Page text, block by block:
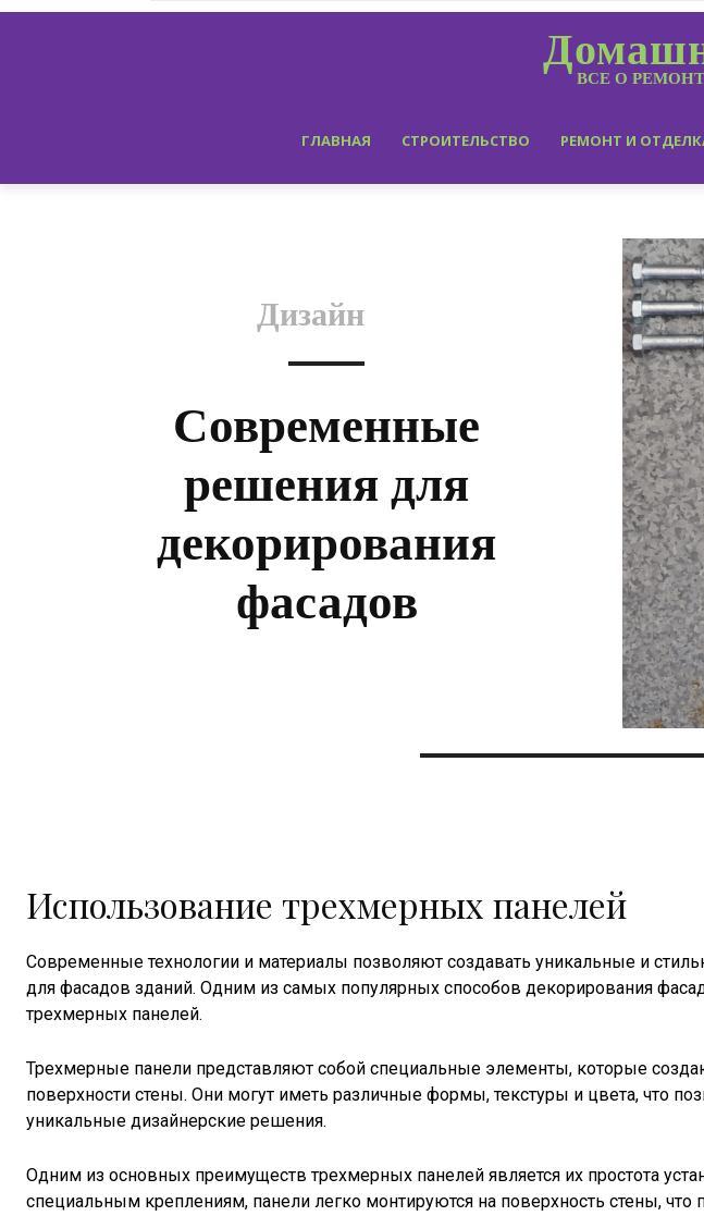
ВСЕ О
ГЛАВНАЯ СТРОИТЕЛЬСТВО РЕМОНТ И
Дизайн
Современные
решения для
декорирования
фасадов
Использование трехмерных панелей
Современные технологии и материалы позволяют создавать уникальные и
для фасадов зданий. Одним из самых популярных способов декорирования
трехмерных панелей.
Трехмерные панели представляют собой специальные элементы, которые
поверхности стены. Они могут иметь различные формы, текстуры и цвета, что
уникальные дизайнерские решения.
Одним из основных преимуществ трехмерных панелей является их простота
специальным креплениям, панели легко монтируются на поверхность стены, что